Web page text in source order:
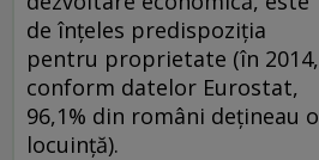
de înțeles predispoziția
pentru proprietate (în 2014,
conform datelor Eurostat,
96,1% din români dețineau o
locuință).